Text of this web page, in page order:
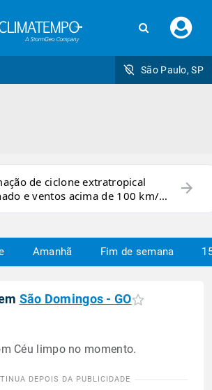
seu
São Paulo, SP
de ciclone extratropical
e ventos acima de 100 km/h
arrow_forward
Amanhã Fim de semana
São Domingos - GO
Céu limpo no momento.